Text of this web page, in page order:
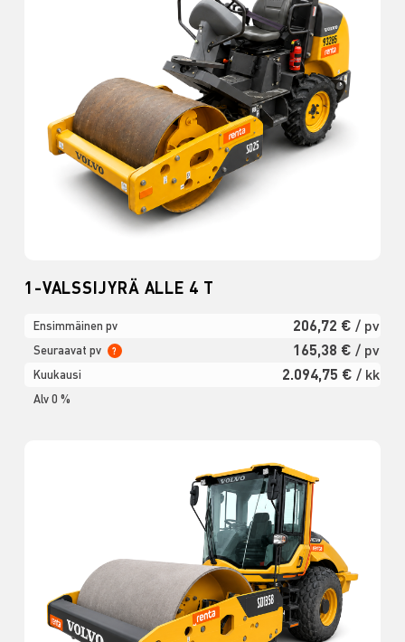
1-VALSSIJYRÄ ALLE 4 T
Ensimmäinen pv 206,72 € / pv
Seuraavat pv ? 165,38 € / pv
Kuukausi 2.094,75 € / kk
Alv 0 %